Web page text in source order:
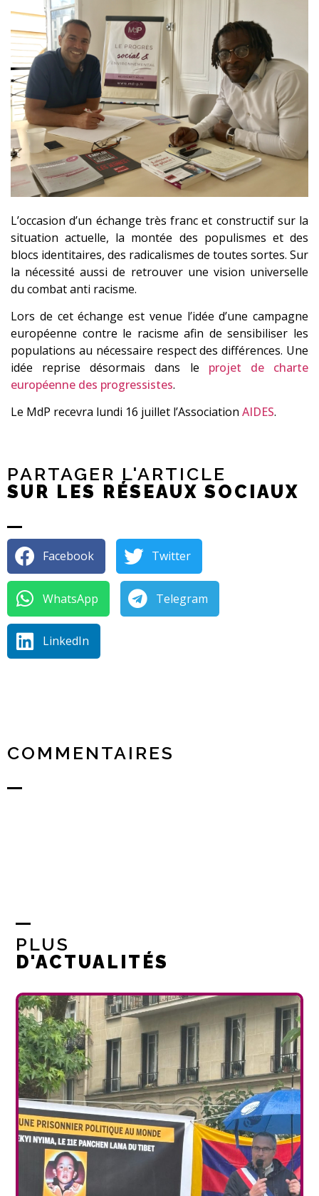
L’occasion d’un échange très franc et constructif sur la
situation actuelle, la montée des populismes et des
blocs identitaires, des radicalismes de toutes sortes. Sur
la nécessité aussi de retrouver une vision universelle
du combat anti racisme.
Lors de cet échange est venue l’idée d’une campagne
européenne contre le racisme afin de sensibiliser les
populations au nécessaire respect des différences. Une
idée reprise désormais dans le projet de charte
européenne des progressistes.
Le MdP recevra lundi 16 juillet l’Association AIDES.
PARTAGER L'ARTICLE
SUR LES RÉSEAUX SOCIAUX
Facebook Twitter
WhatsApp Telegram
LinkedIn
COMMENTAIRES
PLUS
D'ACTUALITÉS